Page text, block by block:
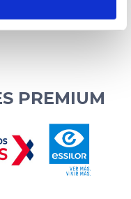
PREMIUM